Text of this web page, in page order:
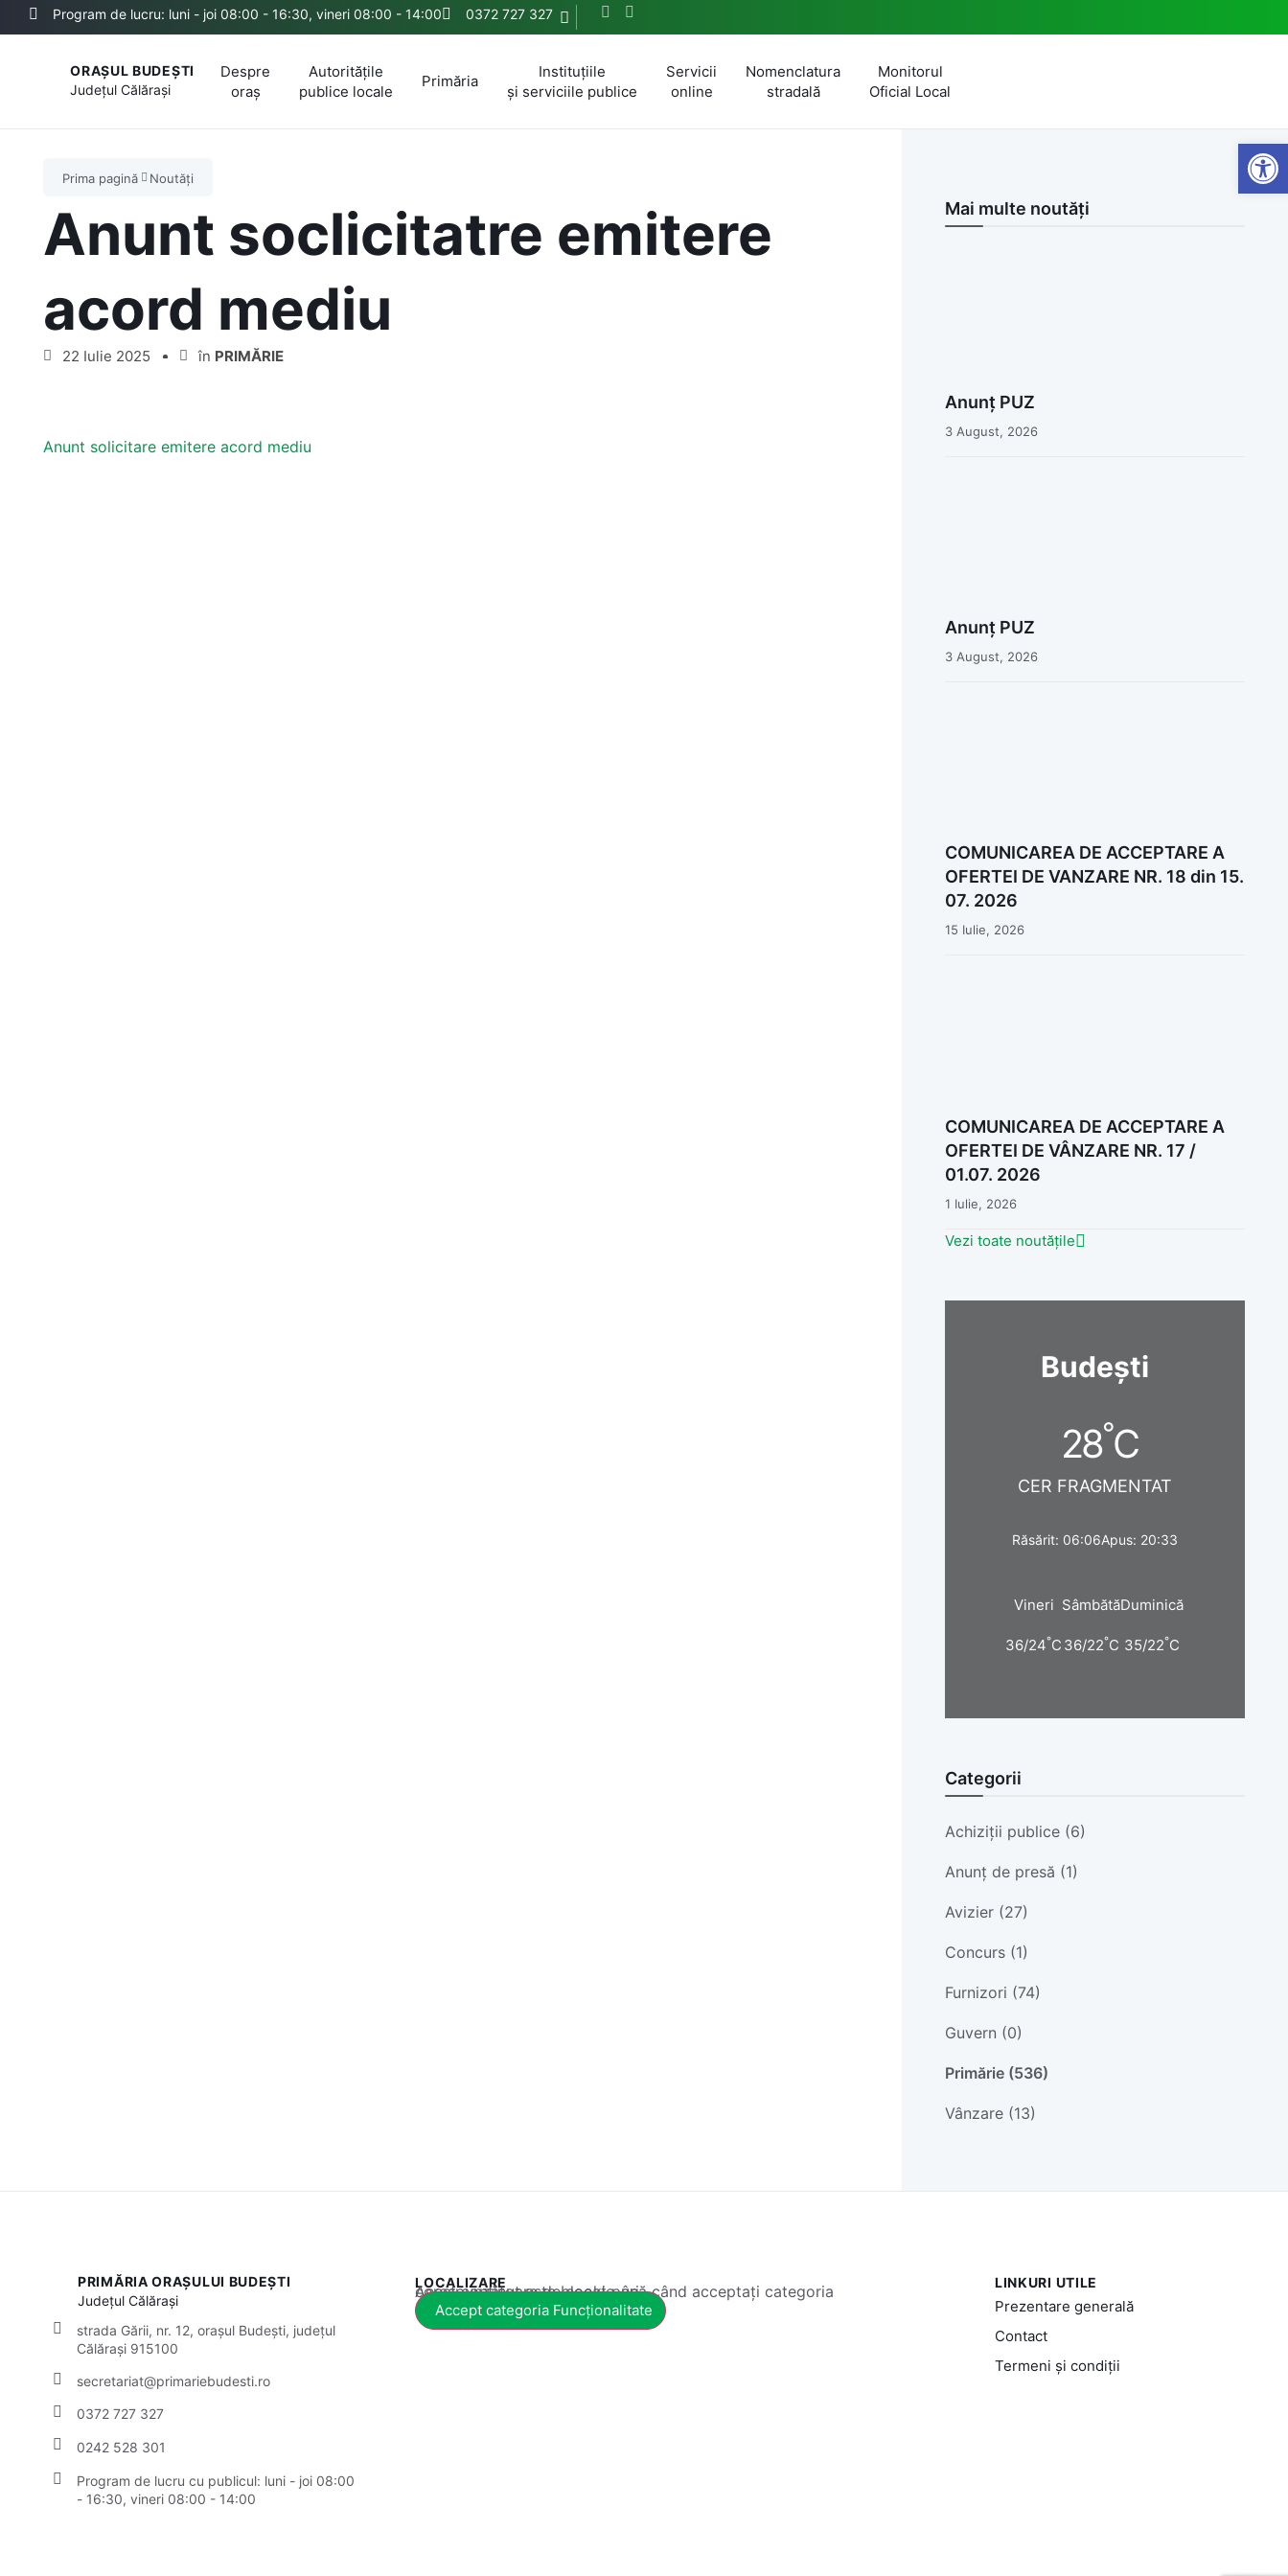
Program de lucru: luni - joi 08:00 - 16:30, vineri 08:00 - 14:00 0372 727 327
ORAȘUL BUDEȘTI
JudețulCălărași
Despre
oraș
Autoritățile
publice locale
Primăria
Instituțiile
și serviciile publice
Servicii
online
Nomenclatura
stradală
Monitorul
Oficial Local
Prima pagină Noutăți
Anunt soclicitatre emitere
acord mediu
22 Iulie 2025 în PRIMĂRIE
Anunt solicitare emitere acord mediu
Mai multe noutăți
Anunț PUZ
3 August, 2026
Anunț PUZ
3 August, 2026
COMUNICAREA DE ACCEPTARE A
OFERTEI DE VANZARE NR. 18 din 15.
07. 2026
15 Iulie, 2026
COMUNICAREA DE ACCEPTARE A
OFERTEI DE VÂNZARE NR. 17 /
01.07. 2026
1 Iulie, 2026
Vezi toate noutățile
Budești
28°C
CER FRAGMENTAT
Răsărit: 06:06Apus: 20:33
Vineri
36/24°C
Sâmbătă
36/22°C
Duminică
35/22°C
Categorii
Achiziții publice (6)
Anunț de presă (1)
Avizier (27)
Concurs (1)
Furnizori (74)
Guvern (0)
Primărie (536)
Vânzare (13)
PRIMĂRIA ORAȘULUI BUDEȘTI
JudețulCălărași
strada Gării, nr. 12, orașul Budești, județul
Călărași 915100
secretariat@primariebudesti.ro
0372 727 327
0242 528 301
Program de lucru cu publicul: luni - joi 08:00
- 16:30, vineri 08:00 - 14:00
LOCALIZARE
Acest conținut este blocat până când acceptați categoria corespunzătoare de cookie-uri.
Accept categoria Funcționalitate
LINKURI UTILE
Prezentare generală
Contact
Termeni și condiții